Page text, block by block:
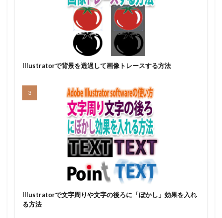
Illustratorで背景を透過して画像トレースする方法
Illustratorで文字周りや文字の後ろに「ぼかし」効果を入れ
る方法